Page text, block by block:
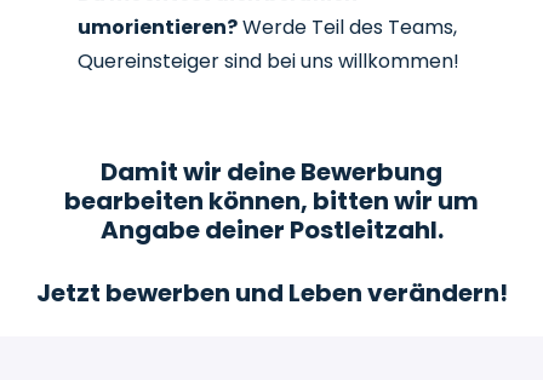
umorientieren?Werde Teil des Teams,
Quereinsteiger sind bei uns willkommen!
Damit wir deine Bewerbung
bearbeiten können, bitten wir um
Angabe deiner Postleitzahl.
Jetzt bewerben und Leben verändern!